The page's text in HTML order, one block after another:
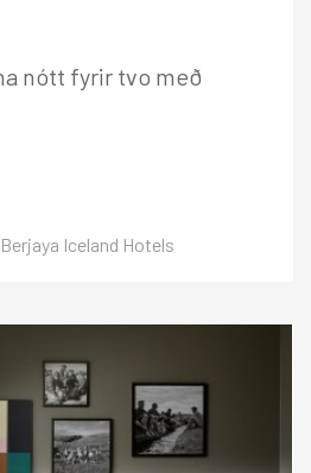
nótt fyrir tvo með
Iceland Hotels